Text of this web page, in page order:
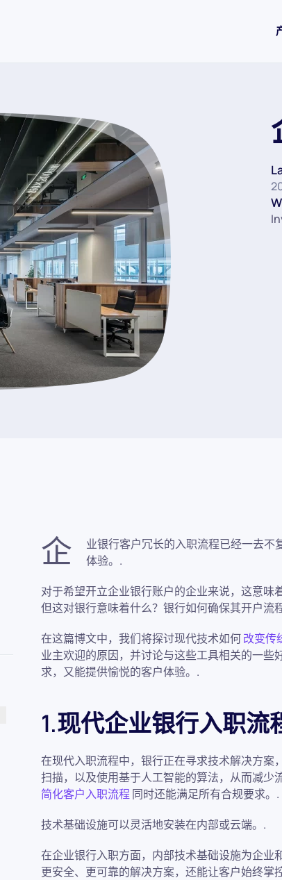
企
业银行客户冗长的入职流程已经一去
体验。.
对于希望开立企业银行账户的企业来说，这意味
但这对银行意味着什么？银行如何确保其开户流
在这篇博文中，我们将探讨现代技术如何改变传
业主欢迎的原因，并讨论与这些工具相关的一
求，又能提供愉悦的客户体验。.
1.现代企业银行入职流
在现代入职流程中，银行正在寻求技术解决方
扫描，以及使用基于人工智能的算法，从而减
简化客户入职流程 同时还能满足所有合规要求。.
技术基础设施可以灵活地安装在内部或云端。.
在企业银行入职方面，内部技术基础设施为企
更安全、更可靠的解决方案，还能让客户始终